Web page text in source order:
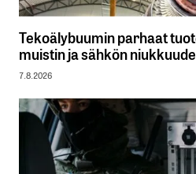
Tekoälybuumin parhaat
muistin ja sähkön
7.8.2026